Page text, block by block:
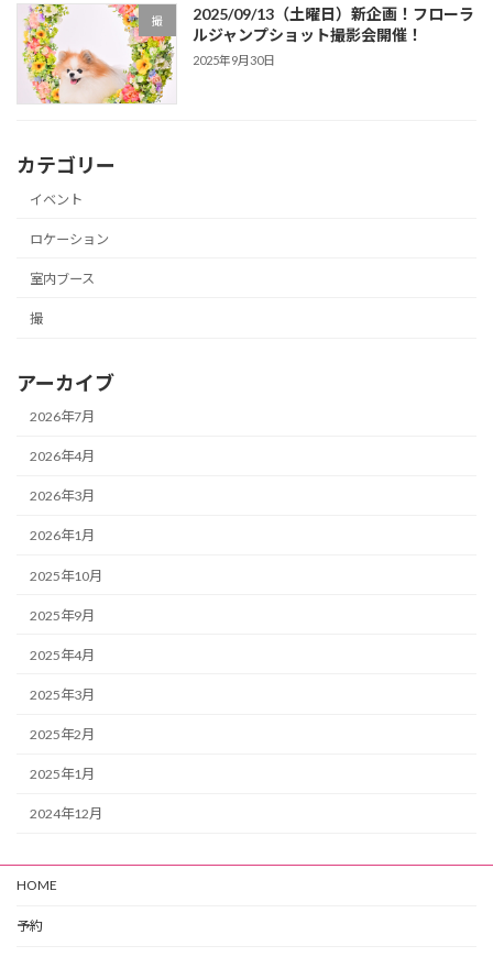
撮
2025/09/13（土曜日）新企画！フローラ
ルジャンプショット撮影会開催！
2025年9月30日
カテゴリー
イベント
ロケーション
室内ブース
撮
アーカイブ
2026年7月
2026年4月
2026年3月
2026年1月
2025年10月
2025年9月
2025年4月
2025年3月
2025年2月
2025年1月
2024年12月
HOME
予約